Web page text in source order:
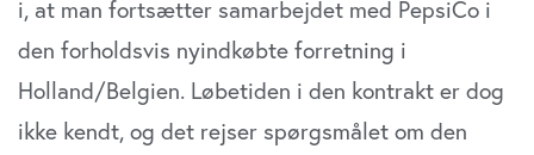
i, at man fortsætter samarbejdet med PepsiCo i
den forholdsvis nyindkøbte forretning i
Holland/Belgien. Løbetiden i den kontrakt er dog
ikke kendt, og det rejser spørgsmålet om den